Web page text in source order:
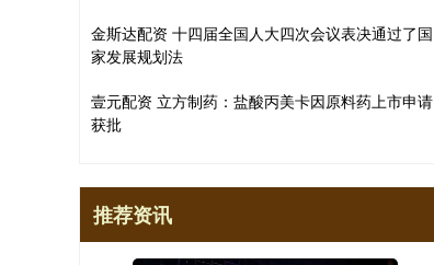
金斯达配资 十四届全国人大四次会议表决通过了国
家发展规划法
壹元配资 立方制药：盐酸丙美卡因原料药上市申请
获批
推荐资讯